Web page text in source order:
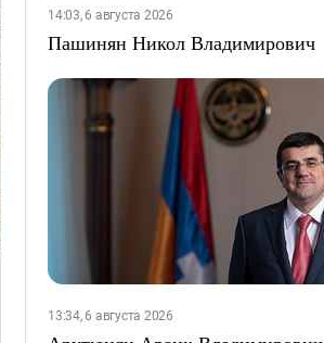
14:03, 6 августа 2026
Пашинян Никол Владимирович
13:34, 6 августа 2026